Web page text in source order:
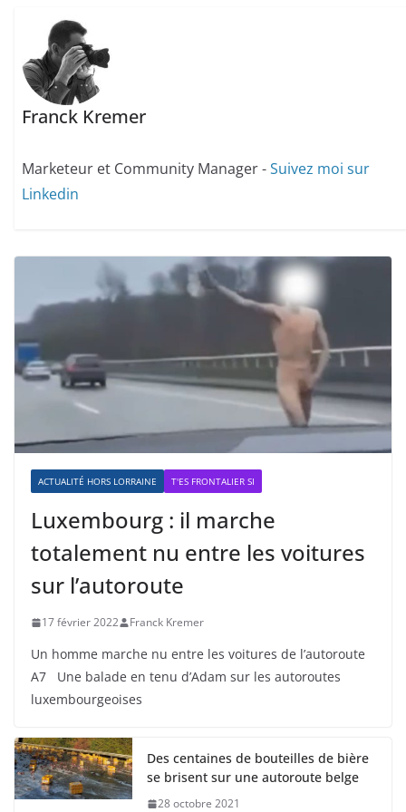
Franck Kremer
Marketeur et Community Manager -Suivez moi sur
Linkedin
ACTUALITÉ HORS LORRAINE T'ES FRONTALIER SI
Luxembourg : il marche
totalement nu entre les voitures
sur l’autoroute
17 février 2022 Franck Kremer
Un homme marche nu entre les voitures de l’autoroute
A7 Une balade en tenu d’Adam sur les autoroutes
luxembourgeoises
Des centaines de bouteilles de bière
se brisent sur une autoroute belge
28 octobre 2021